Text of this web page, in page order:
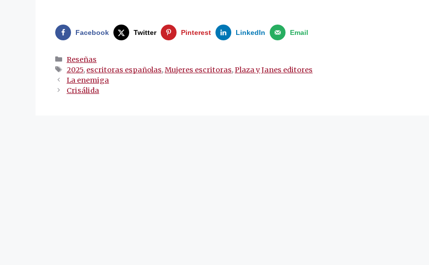
Facebook Twitter Pinterest LinkedIn Email
Categorías
Reseñas
Etiquetas
2025, escritoras españolas,Mujeres escritoras,Plaza y Janes editores
Navegación
de
La enemiga
Crisálida